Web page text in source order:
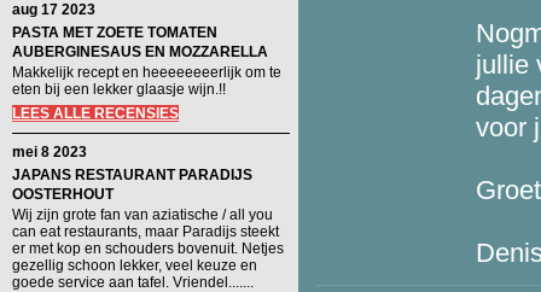
aug 17 2023
PASTA MET ZOETE TOMATEN
AUBERGINESAUS EN MOZZARELLA
Makkelijk recept en heeeeeeeerlijk om te
eten bij een lekker glaasje wijn.!!
LEES ALLE RECENSIES
mei 8 2023
JAPANS RESTAURANT PARADIJS
OOSTERHOUT
Wij zijn grote fan van aziatische / all you
can eat restaurants, maar Paradijs steekt
er met kop en schouders bovenuit. Netjes
gezellig schoon lekker, veel keuze en
goede service aan tafel. Vriendel.......
jullie
voor